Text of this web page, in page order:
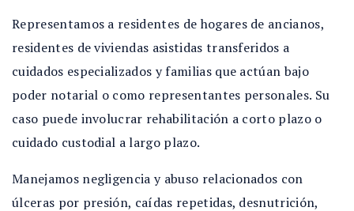
Representamos a residentes de hogares de ancianos,
residentes de viviendas asistidas transferidos a
cuidados especializados y familias que actúan bajo
poder notarial o como representantes personales. Su
caso puede involucrar rehabilitación a corto plazo o
cuidado custodial a largo plazo.
Manejamos negligencia y abuso relacionados con
úlceras por presión, caídas repetidas, desnutrición,